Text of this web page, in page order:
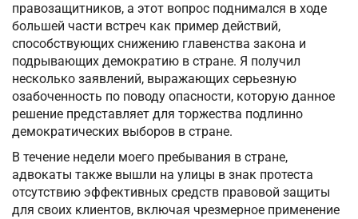
правозащитников, а этот вопрос поднимался в ходе
большей части встреч как пример действий,
способствующих снижению главенства закона и
подрывающих демократию в стране. Я получил
несколько заявлений, выражающих серьезную
озабоченность по поводу опасности, которую данное
решение представляет для торжества подлинно
демократических выборов в стране.
В течение недели моего пребывания в стране,
адвокаты также вышли на улицы в знак протеста
отсутствию эффективных средств правовой защиты
для своих клиентов, включая чрезмерное применение